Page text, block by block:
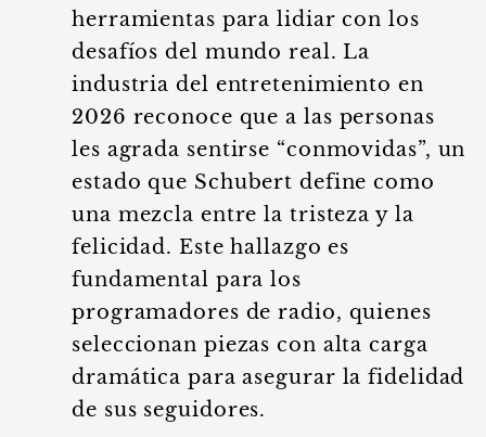
herramientas para lidiar con los
desafíos del mundo real. La
industria del entretenimiento en
2026 reconoce que a las personas
les agrada sentirse “conmovidas”, un
estado que Schubert define como
una mezcla entre la tristeza y la
felicidad. Este hallazgo es
fundamental para los
programadores de radio, quienes
seleccionan piezas con alta carga
dramática para asegurar la fidelidad
de sus seguidores.